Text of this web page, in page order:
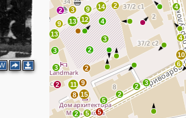
2
8
2 5
15
5
2
3
2
5
11 9
2
3
2
3
12
13
9
13
3
2
20
7
3
9
4
14
2
4
6
10
4